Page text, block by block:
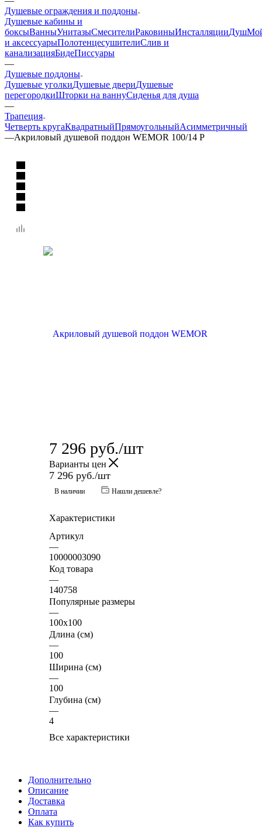
Душевые ограждения и поддоны
Душевые кабины и
боксыВанныУнитазыСмесителиРаковиныИнсталляцииДуш
и аксессуарыПолотенцесушителиСлив и
канализацияБидеПиссуары
—
Душевые поддоны
Душевые уголкиДушевые двериДушевые
перегородкиШторки на ваннуСиденья для душа
—
Трапеция
Четверть кругаКвадратныйПрямоугольныйАсимметричный
—Акриловый душевой поддон WEMOR 100/14 P
7 296 руб./шт
Варианты цен
7 296 руб./шт
В наличии Нашли дешевле?
Характеристики
Артикул
—
10000003090
Код товара
—
140758
Популярные размеры
—
100x100
Длина (см)
—
100
Ширина (см)
—
100
Глубина (см)
—
4
Все характеристики
Дополнительно
Описание
Доставка
Оплата
Как купить